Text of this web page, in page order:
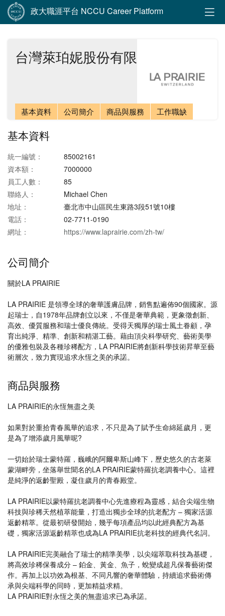
政大職涯平台 NCCU Career Platform
台灣萊珀妮股份有限公司
基本資料 公司簡介 商品與服務 工作職缺
基本資料
統一編號：
85002161
資本額：
7000000
員工人數：
85
聯絡人：
Michael Chen
地址：
臺北市中山區民生東路3段51號10樓
電話：
02-7711-0190
網址：
https://www.laprairie.com/zh-tw/
公司簡介
關於LA PRAIRIE
LA PRAIRIE 是領導全球的奢華護膚品牌，銷售點遍佈90個國家。源
起瑞士，自1978年品牌創立以來，不僅是奢華典範，更象徵創新、
高效、優質服務和瑞士優良傳統。受得天獨厚的瑞士風土眷顧，孕
育出純淨、精準、創新和精湛工藝。藉由頂尖科學研究、藝術美學
的優雅包裝及各種珍稀配方，LA PRAIRIE將創新科學技術昇華至藝
術層次，致力實現追求永恆之美的承諾。
商品與服務
LA PRAIRIE的永恆無盡之美
如果對於重拾青春風華的追求，不只是為了賦予生命綿延歲月，更
是為了增添歲月風華呢?
一切始於瑞士蒙特羅，巍峨的阿爾卑斯山峰下，歷史悠久的古老萊
蒙湖畔旁，坐落舉世聞名的LA PRAIRIE蒙特羅抗老調養中心。這裡
是純淨的返齡聖殿，凝住歲月的青春殿堂。
LA PRAIRIE以蒙特羅抗老調養中心先進療程為靈感，結合尖端生物
科技與珍稀天然植萃能量，打造出獨步全球的抗老配方 – 獨家活源
返齡精萃。從最初研發開始，幾乎每項產品均以此經典配方為基
礎，獨家活源返齡精萃也成為LA PRAIRIE抗老科技的經典代名詞。
LA PRAIRIE完美融合了瑞士的精準美學，以尖端萃取科技為基礎，
將高效珍稀保養成分 – 鉑金、黃金、魚子，蛻變成超凡保養藝術傑
作。再加上以功效為根基、不同凡響的奢華體驗，持續追求藝術傳
承與尖端科學的同時，更加精益求精。
LA PRAIRIE對永恆之美的無盡追求已為承諾。